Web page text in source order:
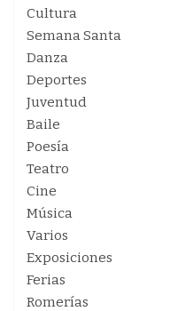
Cultura
Semana Santa
Danza
Deportes
Juventud
Baile
Poesía
Teatro
Cine
Música
Varios
Exposiciones
Ferias
Romerías